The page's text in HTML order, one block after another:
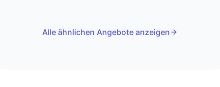
Alle ähnlichen Angebote anzeigen